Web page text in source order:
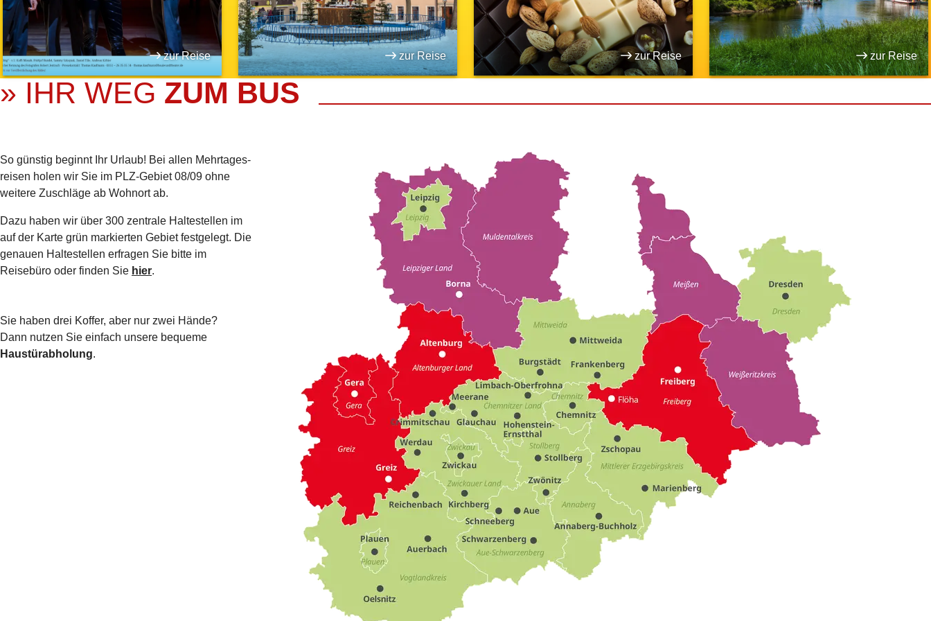
zur Reise
zur Reise
zur Reise
zur Reise
» IHR WEG ZUM BUS
So günstig beginnt Ihr Urlaub! Bei allen Mehrtages­
reisen holen wir Sie im PLZ-Gebiet 08/09 ohne
weitere Zuschläge ab Wohnort ab.
Dazu haben wir über 300 zentrale Haltestellen im
auf der Karte grün markierten Gebiet festgelegt. Die
genauen Haltestellen erfragen Sie bitte im
Reisebüro oder finden Sie hier.
Sie haben drei Koffer, aber nur zwei Hände?
Dann nutzen Sie einfach unsere bequeme
Haustürabholung.